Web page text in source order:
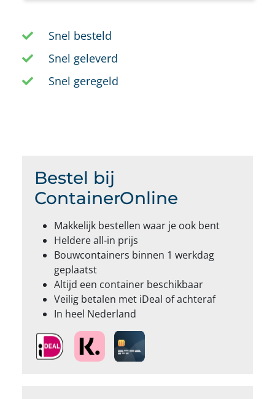
Snel besteld
Snel geleverd
Snel geregeld
Bestel bij
ContainerOnline
Makkelijk bestellen waar je ook bent
Heldere all-in prijs
Bouwcontainers binnen 1 werkdag
geplaatst
Altijd een container beschikbaar
Veilig betalen met iDeal of achteraf
In heel Nederland